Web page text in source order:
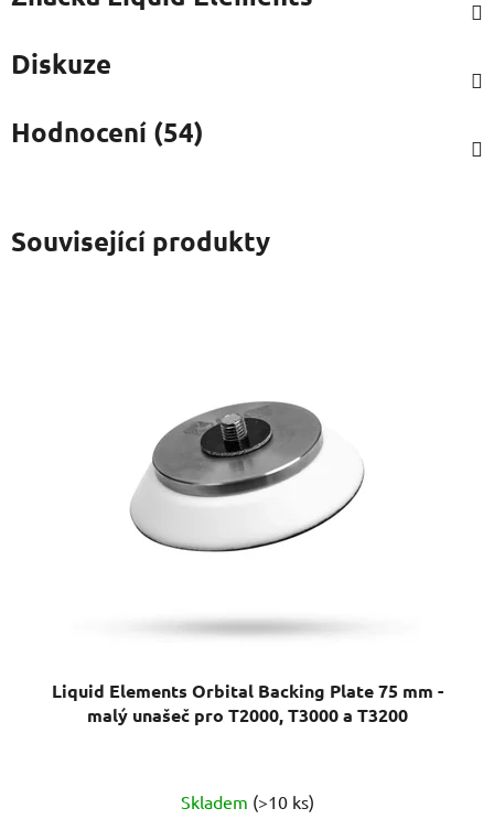
Diskuze
Hodnocení (54)
Související produkty
Liquid Elements Orbital Backing Plate 75 mm -
malý unašeč pro T2000, T3000 a T3200
hodnocení
Skladem (>10 ks)